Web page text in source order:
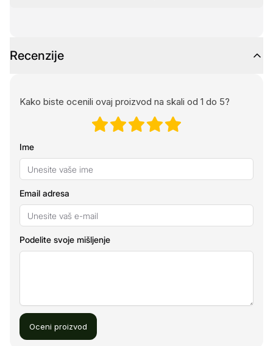
Recenzije
Kako biste ocenili ovaj proizvod na skali od 1 do 5?
Ime
Email adresa
Podelite svoje mišljenje
Oceni proizvod